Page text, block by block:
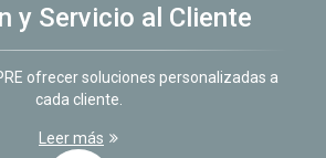
y Servicio al Cliente
ofrecer soluciones personalizadas a
cada cliente.
Leer más